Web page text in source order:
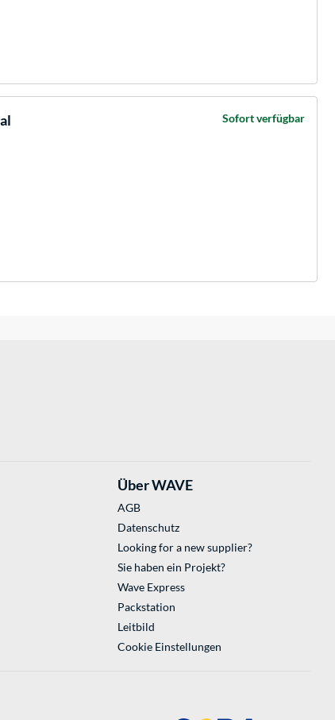
Sofort verfügbar
Über WAVE
AGB
Datenschutz
Looking for a new supplier?
Sie haben ein Projekt?
Wave Express
Packstation
Leitbild
Cookie Einstellungen